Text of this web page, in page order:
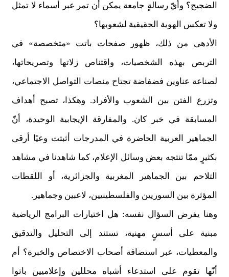
الضجيج؟ وأيّ رسالةٍ جامعة يمكن أن تمر عبر أسماء لا تمثل
ولا تعكس الهوية الحقيقية لشعوبها؟
الأدهى من ذلك، ظهور صفحات باتت «متخصصة» في
التربص بهذه الشخصيات، واقتناص زلاتها وتصريحاتها،
لصناعة عناوين فضفاضة تجتاح منصات التواصل الاجتماعي،
وتزرع الفتن بين الشعوب والأفراد. وهكذا، تصبح أهداف
المسابقة في خبر كان. والمفارقة الإيجابية الوحيدة، أنّ
الجماهير العربية الحاضرة في المدرجات أثبتت وعيًا أرقى
بكثيرٍ ممّا تنتجه بعض وسائل الإعلام، كما شاهدنا في مشاهد
التلاحم بين الجماهير المغربية والجزائرية، أو اللقطات
المؤثرة بين السوريين والفلسطينيين، لاعبين وجماهير.
وهنا يفرض السؤال نفسه: هل اختيارات البرامج الرياضية
مبنية على أسسٍ مهنية، تستند إلى التحليل والتدقيق
والمعطيات، عبر استضافة أصحاب الاختصاص والخبرة؟ أم
أنّها تقوم على استدعاء أشباه محللين وإعلاميين باتوا